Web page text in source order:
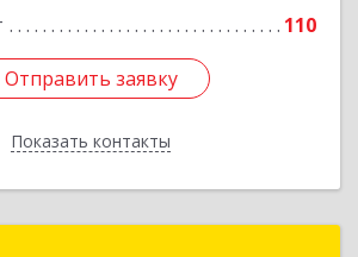
110
Отправить заявку
Показать контакты
Отправить заявку
Назад